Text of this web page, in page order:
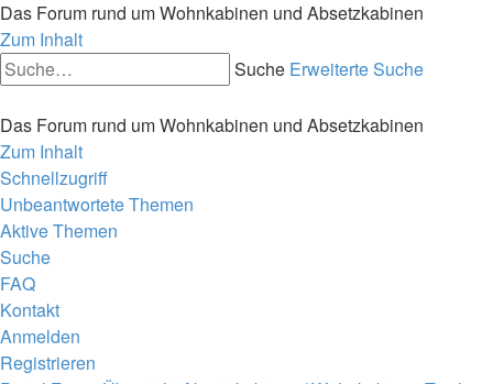
Das Forum rund um Wohnkabinen und Absetzkabinen
Zum Inhalt
Suche Erweiterte Suche
Das Forum rund um Wohnkabinen und Absetzkabinen
Zum Inhalt
Schnellzugriff
Unbeantwortete Themen
Aktive Themen
Suche
FAQ
Kontakt
Anmelden
Registrieren